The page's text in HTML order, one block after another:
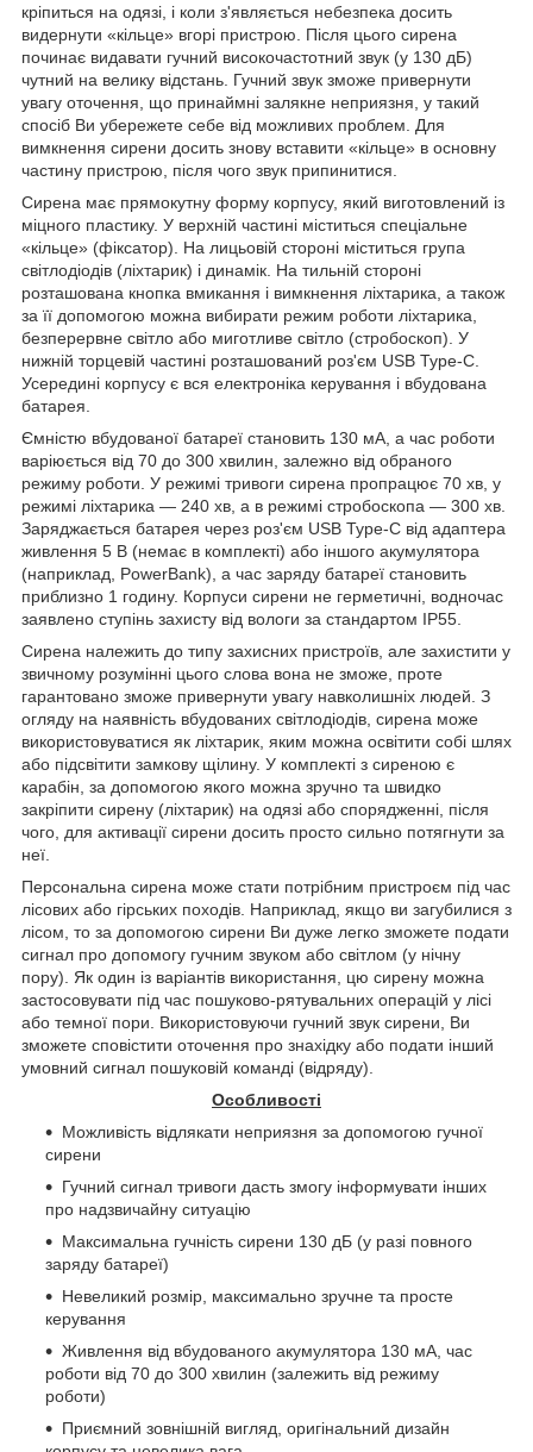
кріпиться на одязі, і коли з'являється небезпека досить
видернути «кільце» вгорі пристрою. Після цього сирена
починає видавати гучний високочастотний звук (у 130 дБ)
чутний на велику відстань. Гучний звук зможе привернути
увагу оточення, що принаймні залякне неприязня, у такий
спосіб Ви убережете себе від можливих проблем. Для
вимкнення сирени досить знову вставити «кільце» в основну
частину пристрою, після чого звук припинитися.
Сирена має прямокутну форму корпусу, який виготовлений із
міцного пластику. У верхній частині міститься спеціальне
«кільце» (фіксатор). На лицьовій стороні міститься група
світлодіодів (ліхтарик) і динамік. На тильній стороні
розташована кнопка вмикання і вимкнення ліхтарика, а також
за її допомогою можна вибирати режим роботи ліхтарика,
безперервне світло або миготливе світло (стробоскоп). У
нижній торцевій частині розташований роз'єм USB Type-C
Усередині корпусу є вся електроніка керування і вбудована
батарея.
Ємністю вбудованої батареї становить 130 мА, а час роботи
варіюється від 70 до 300 хвилин, залежно від обраного
режиму роботи. У режимі тривоги сирена пропрацює 70 хв, у
режимі ліхтарика — 240 хв, а в режимі стробоскопа — 300 хв.
Заряджається батарея через роз'єм USB Type-C від адаптера
живлення 5 В (немає в комплекті) або іншого акумулятора
(наприклад, PowerBank), а час заряду батареї становить
приблизно 1 годину. Корпуси сирени не герметичні, водночас
заявлено ступінь захисту від вологи за стандартом IP55.
Сирена належить до типу захисних пристроїв, але захистити у
звичному розумінні цього слова вона не зможе, проте
гарантовано зможе привернути увагу навколишніх людей. З
огляду на наявність вбудованих світлодіодів, сирена може
використовуватися як ліхтарик, яким можна освітити собі шлях
або підсвітити замкову щілину. У комплекті з сиреною є
карабін, за допомогою якого можна зручно та швидко
закріпити сирену (ліхтарик) на одязі або спорядженні, після
чого, для активації сирени досить просто сильно потягнути за
неї.
Персональна сирена може стати потрібним пристроєм під час
лісових або гірських походів. Наприклад, якщо ви загубилися з
лісом, то за допомогою сирени Ви дуже легко зможете подати
сигнал про допомогу гучним звуком або світлом (у нічну
пору). Як один із варіантів використання, цю сирену можна
застосовувати під час пошуково-рятувальних операцій у лісі
або темної пори. Використовуючи гучний звук сирени, Ви
зможете сповістити оточення про знахідку або подати інший
умовний сигнал пошуковій команді (відряду).
Особливості
Можливість відлякати неприязня за допомогою гучної
сирени
Гучний сигнал тривоги дасть змогу інформувати інших
про надзвичайну ситуацію
Максимальна гучність сирени 130 дБ (у разі повного
заряду батареї)
Невеликий розмір, максимально зручне та просте
керування
Живлення від вбудованого акумулятора 130 мА, час
роботи від 70 до 300 хвилин (залежить від режиму
роботи)
Приємний зовнішній вигляд, оригінальний дизайн